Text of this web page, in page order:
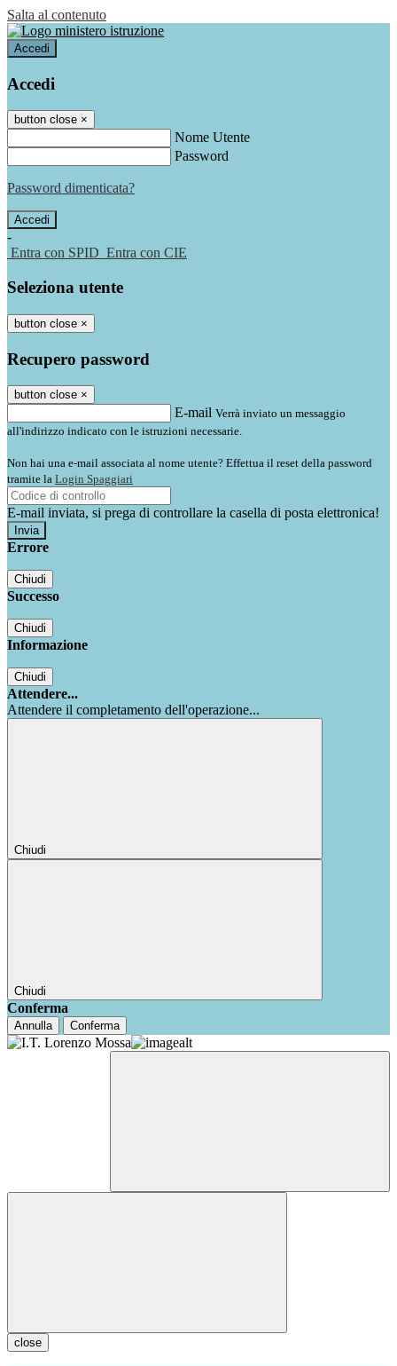
Salta al contenuto
Accedi
Accedi
button close ×
Nome Utente
Password
Password dimenticata?
-
Entra con SPID Entra con CIE
Seleziona utente
button close ×
Recupero password
button close ×
E-mail Verrà inviato un messaggio
all'indirizzo indicato con le istruzioni necessarie.
Non hai una e-mail associata al nome utente? Effettua il reset della password
tramite la Login Spaggiari
E-mail inviata, si prega di controllare la casella di posta elettronica!
Errore
Chiudi
Successo
Chiudi
Informazione
Chiudi
Attendere...
Attendere il completamento dell'operazione...
Chiudi
Chiudi
Conferma
Annulla Conferma
close